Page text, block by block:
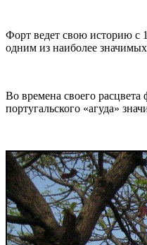
Форт ведет свою историю с
одним из наиболее
Во времена своего
португальского «агуда»